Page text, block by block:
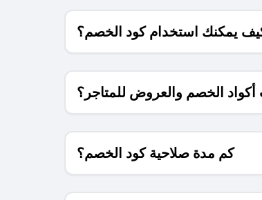
يمكنك استخدام كود الخصم؟
الخصم والعروض للمتاجر؟
كم مدة صلاحية كود الخصم؟